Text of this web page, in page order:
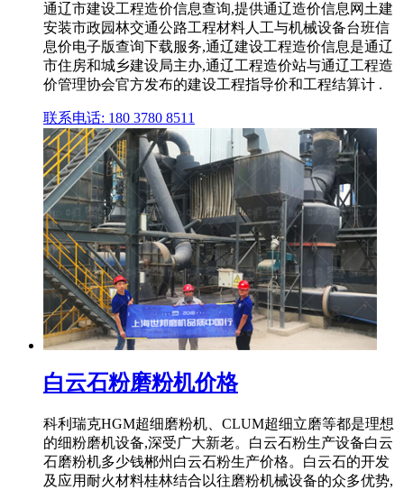
通辽市建设工程造价信息查询,提供通辽造价信息网土建
安装市政园林交通公路工程材料人工与机械设备台班信
息价电子版查询下载服务,通辽建设工程造价信息是通辽
市住房和城乡建设局主办,通辽工程造价站与通辽工程造
价管理协会官方发布的建设工程指导价和工程结算计 .
联系电话: 180 3780 8511
白云石粉磨粉机价格
科利瑞克HGM超细磨粉机、CLUM超细立磨等都是理想
的细粉磨机设备,深受广大新老。白云石粉生产设备白云
石磨粉机多少钱郴州白云石粉生产价格。白云石的开发
及应用耐火材料桂林结合以往磨粉机械设备的众多优势,